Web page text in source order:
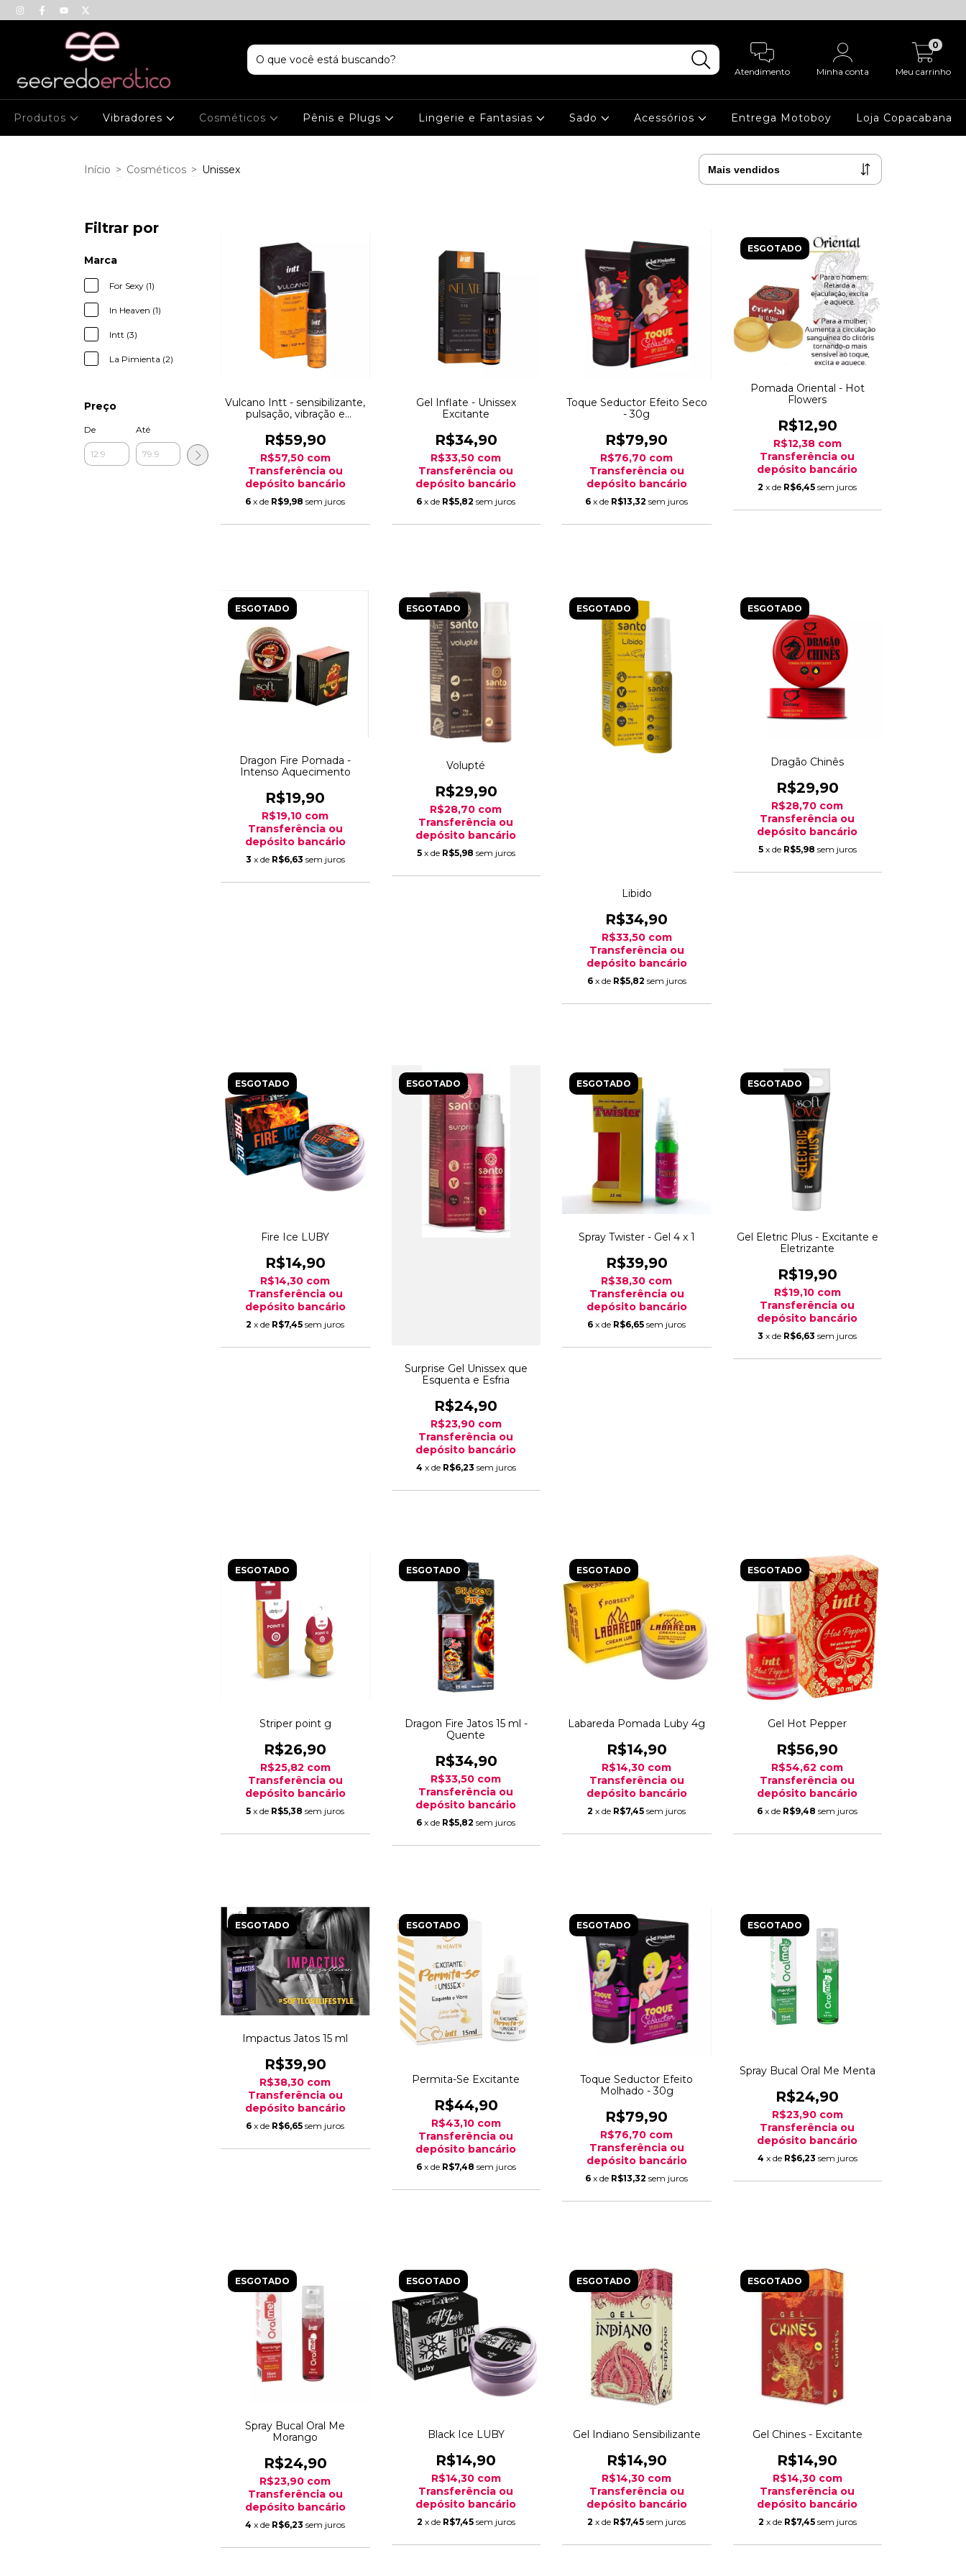
Atendimento Minha conta Meu carrinho
0
Produtos Vibradores Cosméticos Pênis e Plugs Lingerie e Fantasias Sado Acessórios Entrega Motoboy Loja Copacabana
Início > Cosméticos > Unissex
Filtrar por
Marca
For Sexy (1)
In Heaven (1)
Intt (3)
La Pimienta (2)
Preço
De Até
Vulcano Intt - sensibilizante,
pulsação, vibração e
R$59,90
R$57,50 com
Transferência ou
depósito bancário
6 x de R$9,98 sem juros
Gel Inflate - Unissex
Excitante
R$34,90
R$33,50 com
Transferência ou
depósito bancário
6 x de R$5,82 sem juros
Toque Seductor Efeito Seco
- 30g
R$79,90
R$76,70 com
Transferência ou
depósito bancário
6 x de R$13,32 sem juros
ESGOTADO
Pomada Oriental - Hot
Flowers
R$12,90
R$12,38 com
Transferência ou
depósito bancário
2 x de R$6,45 sem juros
ESGOTADO
Dragon Fire Pomada -
Intenso Aquecimento
R$19,90
R$19,10 com
Transferência ou
depósito bancário
3 x de R$6,63 sem juros
ESGOTADO
Volupté
R$29,90
R$28,70 com
Transferência ou
depósito bancário
5 x de R$5,98 sem juros
ESGOTADO
Libido
R$34,90
R$33,50 com
Transferência ou
depósito bancário
6 x de R$5,82 sem juros
ESGOTADO
Dragão Chinês
R$29,90
R$28,70 com
Transferência ou
depósito bancário
5 x de R$5,98 sem juros
ESGOTADO
Fire Ice LUBY
R$14,90
R$14,30 com
Transferência ou
depósito bancário
2 x de R$7,45 sem juros
ESGOTADO
Surprise Gel Unissex que
Esquenta e Esfria
R$24,90
R$23,90 com
Transferência ou
depósito bancário
4 x de R$6,23 sem juros
ESGOTADO
Spray Twister - Gel 4 x 1
R$39,90
R$38,30 com
Transferência ou
depósito bancário
6 x de R$6,65 sem juros
ESGOTADO
Gel Eletric Plus - Excitante e
Eletrizante
R$19,90
R$19,10 com
Transferência ou
depósito bancário
3 x de R$6,63 sem juros
ESGOTADO
Striper point g
R$26,90
R$25,82 com
Transferência ou
depósito bancário
5 x de R$5,38 sem juros
ESGOTADO
Dragon Fire Jatos 15 ml -
Quente
R$34,90
R$33,50 com
Transferência ou
depósito bancário
6 x de R$5,82 sem juros
ESGOTADO
Labareda Pomada Luby 4g
R$14,90
R$14,30 com
Transferência ou
depósito bancário
2 x de R$7,45 sem juros
ESGOTADO
Gel Hot Pepper
R$56,90
R$54,62 com
Transferência ou
depósito bancário
6 x de R$9,48 sem juros
ESGOTADO
Impactus Jatos 15 ml
R$39,90
R$38,30 com
Transferência ou
depósito bancário
6 x de R$6,65 sem juros
ESGOTADO
Permita-Se Excitante
R$44,90
R$43,10 com
Transferência ou
depósito bancário
6 x de R$7,48 sem juros
ESGOTADO
Toque Seductor Efeito
Molhado - 30g
R$79,90
R$76,70 com
Transferência ou
depósito bancário
6 x de R$13,32 sem juros
ESGOTADO
Spray Bucal Oral Me Menta
R$24,90
R$23,90 com
Transferência ou
depósito bancário
4 x de R$6,23 sem juros
ESGOTADO
Spray Bucal Oral Me
Morango
R$24,90
R$23,90 com
Transferência ou
depósito bancário
4 x de R$6,23 sem juros
ESGOTADO
Black Ice LUBY
R$14,90
R$14,30 com
Transferência ou
depósito bancário
2 x de R$7,45 sem juros
ESGOTADO
Gel Indiano Sensibilizante
R$14,90
R$14,30 com
Transferência ou
depósito bancário
2 x de R$7,45 sem juros
ESGOTADO
Gel Chines - Excitante
R$14,90
R$14,30 com
Transferência ou
depósito bancário
2 x de R$7,45 sem juros